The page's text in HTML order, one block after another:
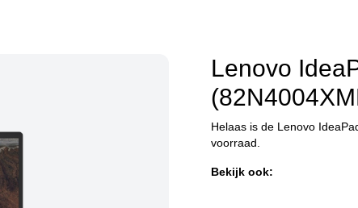
Lenovo
Helaas is de Lenovo
voorraad.
Bekijk ook: